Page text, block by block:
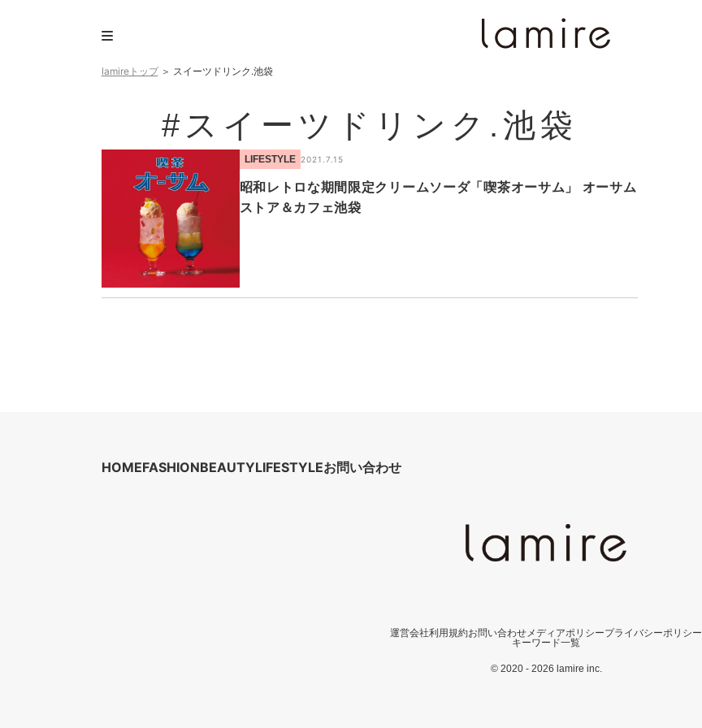
lamireトップ＞ スイーツドリンク.池袋
#スイーツドリンク.池袋
LIFESTYLE 2021.7.15
昭和レトロな期間限定クリームソーダ「喫茶オーサム」 オーサム
ストア＆カフェ池袋
HOMEFASHIONBEAUTYLIFESTYLEお問い合わせ
運営会社利用規約お問い合わせメディアポリシープライバシーポリシー
キーワード一覧
© 2020 - 2026 lamire inc.